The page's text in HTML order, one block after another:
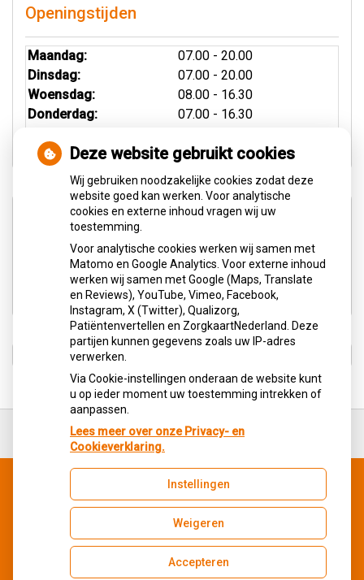
Openingstijden
Maandag:
07.00 - 20.00
Dinsdag:
07.00 - 20.00
Woensdag:
08.00 - 16.30
Donderdag:
07.00 - 16.30
Aangesloten bij:
de
Uw Zorg Online|Beheer
Bezoek
Instagram
pagina
Cookie-instellingen Voorwaarden
Deze website gebruikt cookies
Wij gebruiken noodzakelijke cookies zodat deze
website goed kan werken. Voor analytische
cookies en externe inhoud vragen wij uw
toestemming.
Voor analytische cookies werken wij samen met
Matomo en Google Analytics. Voor externe inhoud
werken wij samen met Google (Maps, Translate
en Reviews), YouTube, Vimeo, Facebook,
Instagram, X (Twitter), Qualizorg,
Patiëntenvertellen en ZorgkaartNederland. Deze
partijen kunnen gegevens zoals uw IP-adres
verwerken.
Via Cookie-instellingen onderaan de website kunt
u op ieder moment uw toestemming intrekken of
aanpassen.
Lees meer over onze Privacy- en
Cookieverklaring.
Instellingen
Weigeren
Accepteren